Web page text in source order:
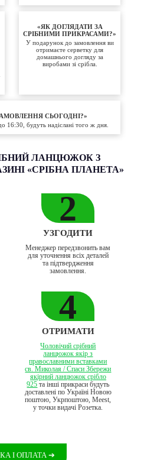
«ЯК ДОГЛЯДАТИ ЗА
СРІБНИМИ ПРИКРАСАМИ?»
У подарунок до замовлення ви
отримаєте серветку для
домашнього догляду за
виробами зі срібла.
СЬОГОДНІ?»
16:30, будуть надіслані того ж дня.
ЛАНЦЮЖОК З
«СРІБНА ПЛАНЕТА»
2
УЗГОДИТИ
Менеджер передзвонить вам
для уточнення всіх деталей
та підтвердження
замовлення.
4
ОТРИМАТИ
Чоловічий срібний
ланцюжок якір з
православними вставками
св. Миколая / Спаси Збережи
якірний ланцюжок срібло
925 та інші прикраси будуть
доставлені по Україні Новою
поштою, Укрпоштою, Meest,
у точки видачі Розетка.
І ОПЛАТА ➔